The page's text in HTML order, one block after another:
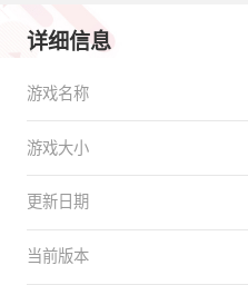
详细信息
游戏名称
游戏大小
更新日期
当前版本